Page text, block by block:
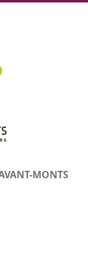
MONTS